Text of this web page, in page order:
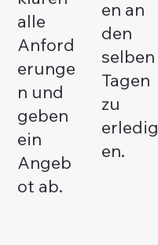
alle
Anford
erunge
n und
geben
ein
Angeb
ot ab.
en an
den
selben
Tagen
zu
erledig
en.